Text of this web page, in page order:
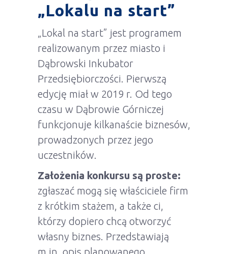
„Lokalu na start”
„Lokal na start” jest programem
realizowanym przez miasto i
Dąbrowski Inkubator
Przedsiębiorczości. Pierwszą
edycję miał w 2019 r. Od tego
czasu w Dąbrowie Górniczej
funkcjonuje kilkanaście biznesów,
prowadzonych przez jego
uczestników.
Założenia konkursu są proste:
zgłaszać mogą się właściciele firm
z krótkim stażem, a także ci,
którzy dopiero chcą otworzyć
własny biznes. Przedstawiają
m.in. opis planowanego